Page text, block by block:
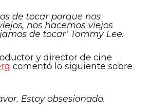
de tocar porque nos
nos hacemos viejos
de tocar’ Tommy Lee.
y director de cine
comentó lo siguiente sobre
Estoy obsesionado.